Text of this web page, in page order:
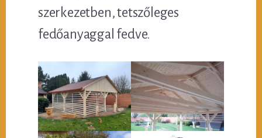
szerkezetben, tetszőleges
fedőanyaggal fedve.